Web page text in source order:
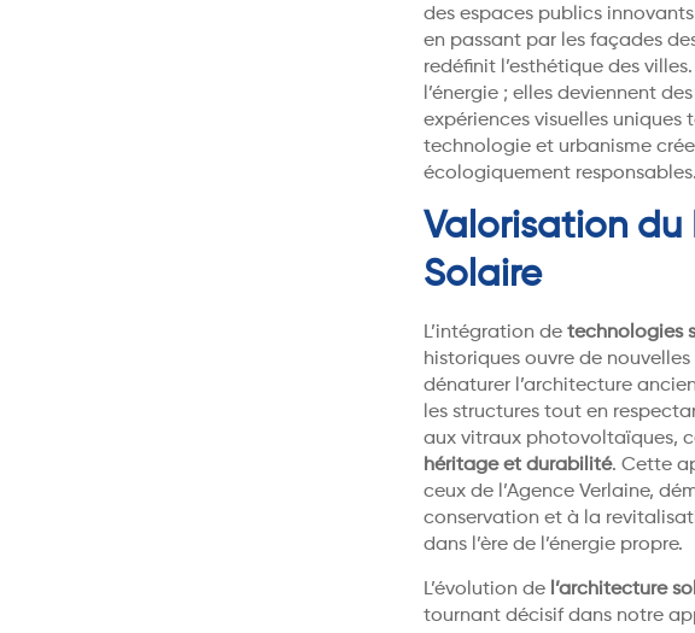
des espaces publics
en passant par les façades
redéfinit l’esthétique des
l’énergie ; elles deviennent des
expériences visuelles
technologie et urbanisme
écologiquement responsables.
Valorisation du
Solaire
L’intégration de technologies
historiques ouvre de
dénaturer l’architecture
les structures tout en
aux vitraux photovoltaïques,
héritage et durabilité. Cette
ceux de l’Agence Verlaine,
conservation et à la
dans l’ère de l’énergie propre.
L’évolution de l’architecture
tournant décisif dans notre